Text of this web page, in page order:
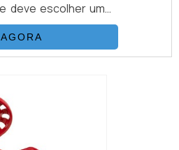
deve escolher uma
por um bom
e tenha ampla
Quando o tema é
o cliente encontrará
opções de
REGISTR...